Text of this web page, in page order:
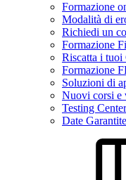
Formazione
Modalità di
Richiedi un
Formazione
Riscatta i
Formazione
Soluzioni di
Nuovi corsi e
Testing Center
Date Garantite